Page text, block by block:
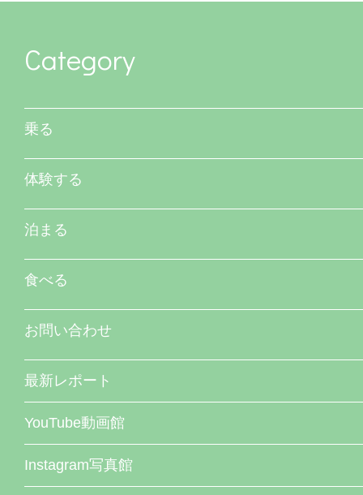
Category
乗る
体験する
泊まる
食べる
お問い合わせ
最新レポート
YouTube動画館
Instagram写真館